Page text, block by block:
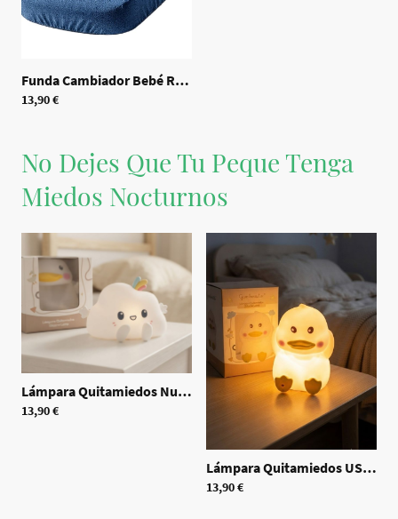
Funda Cambiador Bebé Rizo
13,90 €
No Dejes Que Tu Peque Tenga
Miedos Nocturnos
Lámpara Quitamiedos Nube USB 70535
13,90 €
Lámpara Quitamiedos USB|
13,90 €